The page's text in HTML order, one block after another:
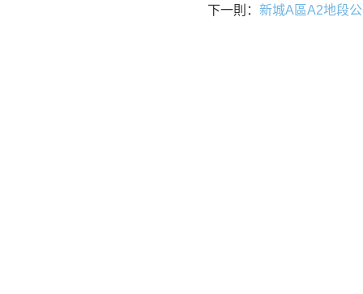
下一則： 新城A區A2地段